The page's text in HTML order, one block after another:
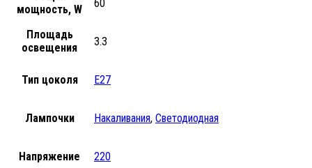
мощность, W
60
Площадь
освещения
3.3
Тип цоколя E27
Лампочки Накаливания, Светодиодная
Напряжение 220